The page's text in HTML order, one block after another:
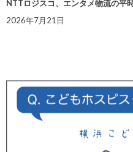
NTTロジスコ、エンタメ物流の
2026年7月21日